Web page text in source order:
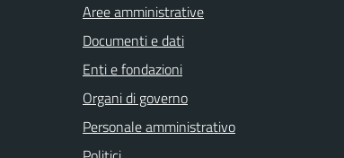
Aree amministrative
Documenti e dati
Enti e fondazioni
Organi di governo
Personale amministrativo